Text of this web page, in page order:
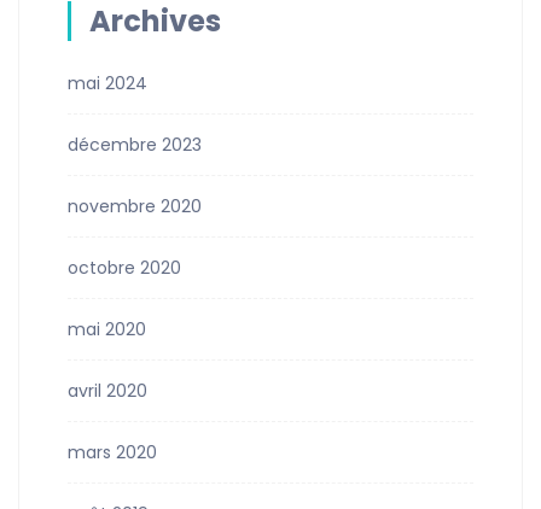
Archives
mai 2024
décembre 2023
novembre 2020
octobre 2020
mai 2020
avril 2020
mars 2020